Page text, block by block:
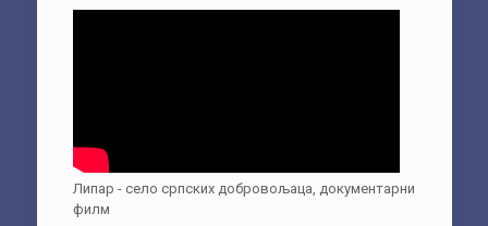
Липар - село српских добровољаца, документарни
филм